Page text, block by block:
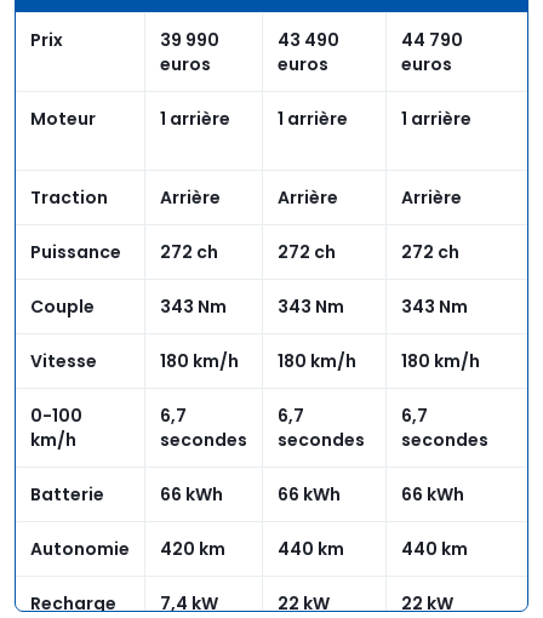
Prix
39 990
euros
43 490
euros
44 790
euros
Moteur 1 arrière 1 arrière 1 arrière
Traction Arrière Arrière Arrière
Puissance 272 ch 272 ch 272 ch
Couple 343 Nm 343 Nm 343 Nm
Vitesse 180 km/h 180 km/h 180 km/h
0-100
km/h
6,7
secondes
6,7
secondes
6,7
secondes
Batterie 66 kWh 66 kWh 66 kWh
Autonomie 420 km 440 km 440 km
Recharge
7,4 kW 22 kW 22 kW